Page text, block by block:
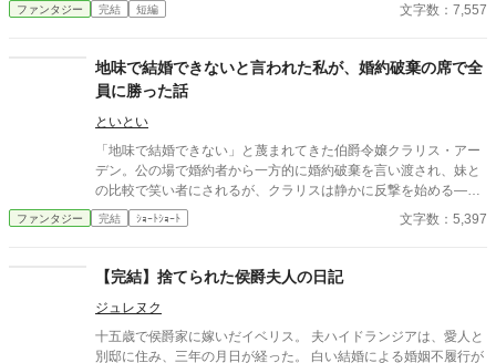
だ長い輸送隊が到着した。先頭の馬車から降りた人物を見て、レ
語。
って穏やかに笑う。 「何故、自分に悪意を持つ相手に慈悲を向け
に無慈悲な少女の、人生の序章。
ファンタジー 完結 短編 文字数：7,557
地味で結婚できないと言われた私が、婚約破棄の席で全
員に勝った話
といとい
「地味で結婚できない」と蔑まれてきた伯爵令嬢クラリス・アー
デン。公の場で婚約者から一方的に婚約破棄を言い渡され、妹と
の比較で笑い者にされるが、クラリスは静かに反撃を始める―
―。周到に集めた証拠と知略を武器に、貴族社会の表と裏を暴
き、見下してきた者たちを鮮やかに逆転。冷静さと気品で場を支
ファンタジー 完結 ｼｮｰﾄｼｮｰﾄ 文字数：5,397
【完結】捨てられた侯爵夫人の日記
ジュレヌク
十五歳で侯爵家に嫁いだイベリス。 夫ハイドランジアは、愛人と
別邸に住み、三年の月日が経った。 白い結婚による婚姻不履行が